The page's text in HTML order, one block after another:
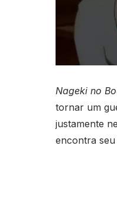
Nageki no
tornar um
justamente
encontra